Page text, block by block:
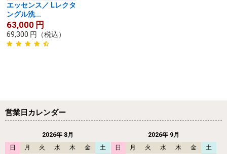
エッセンス／ Lレクタ
ングル洗...
63,000 円
69,300 円 （税込）
営業日カレンダー
2026年 8月
日
月 火 水 木 金
土
2026年 9月
日
月 火 水 木 金
土